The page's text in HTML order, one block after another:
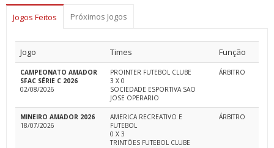
Jogos Feitos Próximos Jogos
Jogo Times Função
CAMPEONATO AMADOR
SFAC SÉRIE C 2026
02/08/2026
PROINTER FUTEBOL CLUBE
3 X 0
SOCIEDADE ESPORTIVA SAO
JOSE OPERARIO
ÁRBITRO
MINEIRO AMADOR 2026
18/07/2026
AMERICA RECREATIVO E
FUTEBOL
0 X 3
TRINTÕES FUTEBOL CLUBE
ÁRBITRO